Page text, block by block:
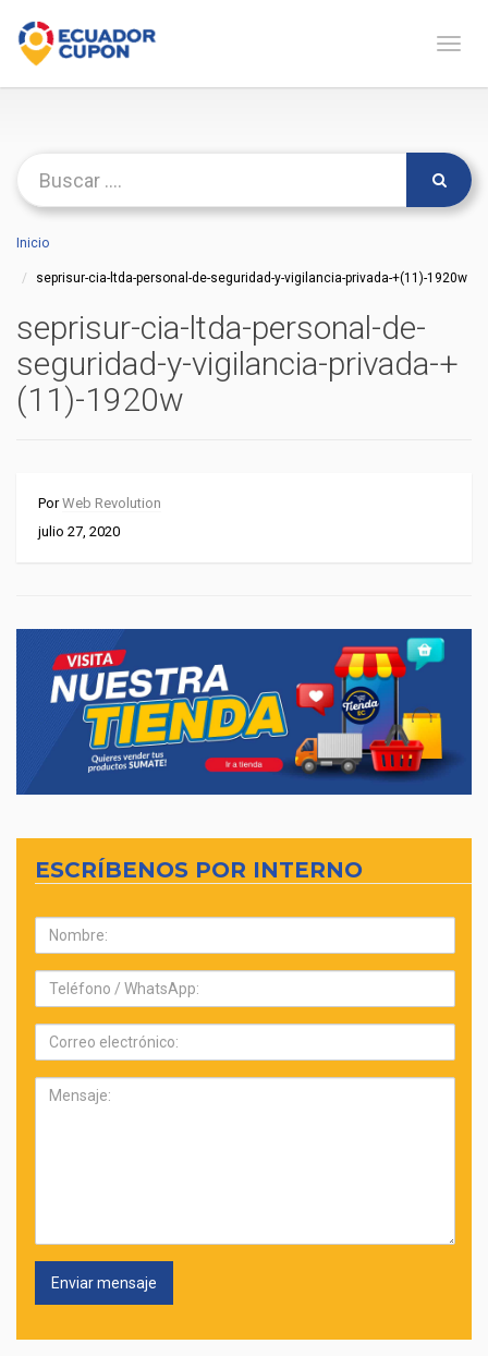
Inicio
seprisur-cia-ltda-personal-de-seguridad-y-vigilancia-privada-+(11)-1920w
seprisur-cia-ltda-personal-de-
seguridad-y-vigilancia-privada-+
(11)-1920w
PorWeb Revolution
julio 27, 2020
ESCRÍBENOS POR INTERNO
Nombre:
Teléfono:
Correo
electrónico:
Mensaje: